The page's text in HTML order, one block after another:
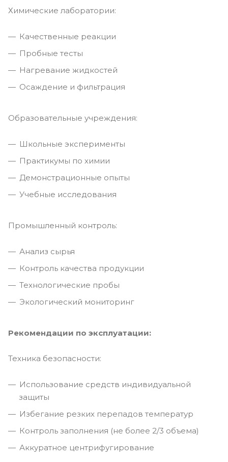
Химические лаборатории:
Качественные реакции
Пробные тесты
Нагревание жидкостей
Осаждение и фильтрация
Образовательные учреждения:
Школьные эксперименты
Практикумы по химии
Демонстрационные опыты
Учебные исследования
Промышленный контроль:
Анализ сырья
Контроль качества продукции
Технологические пробы
Экологический мониторинг
Рекомендации по эксплуатации:
Техника безопасности:
Использование средств индивидуальной
защиты
Избегание резких перепадов температур
Контроль заполнения (не более 2/3 объема)
Аккуратное центрифугирование